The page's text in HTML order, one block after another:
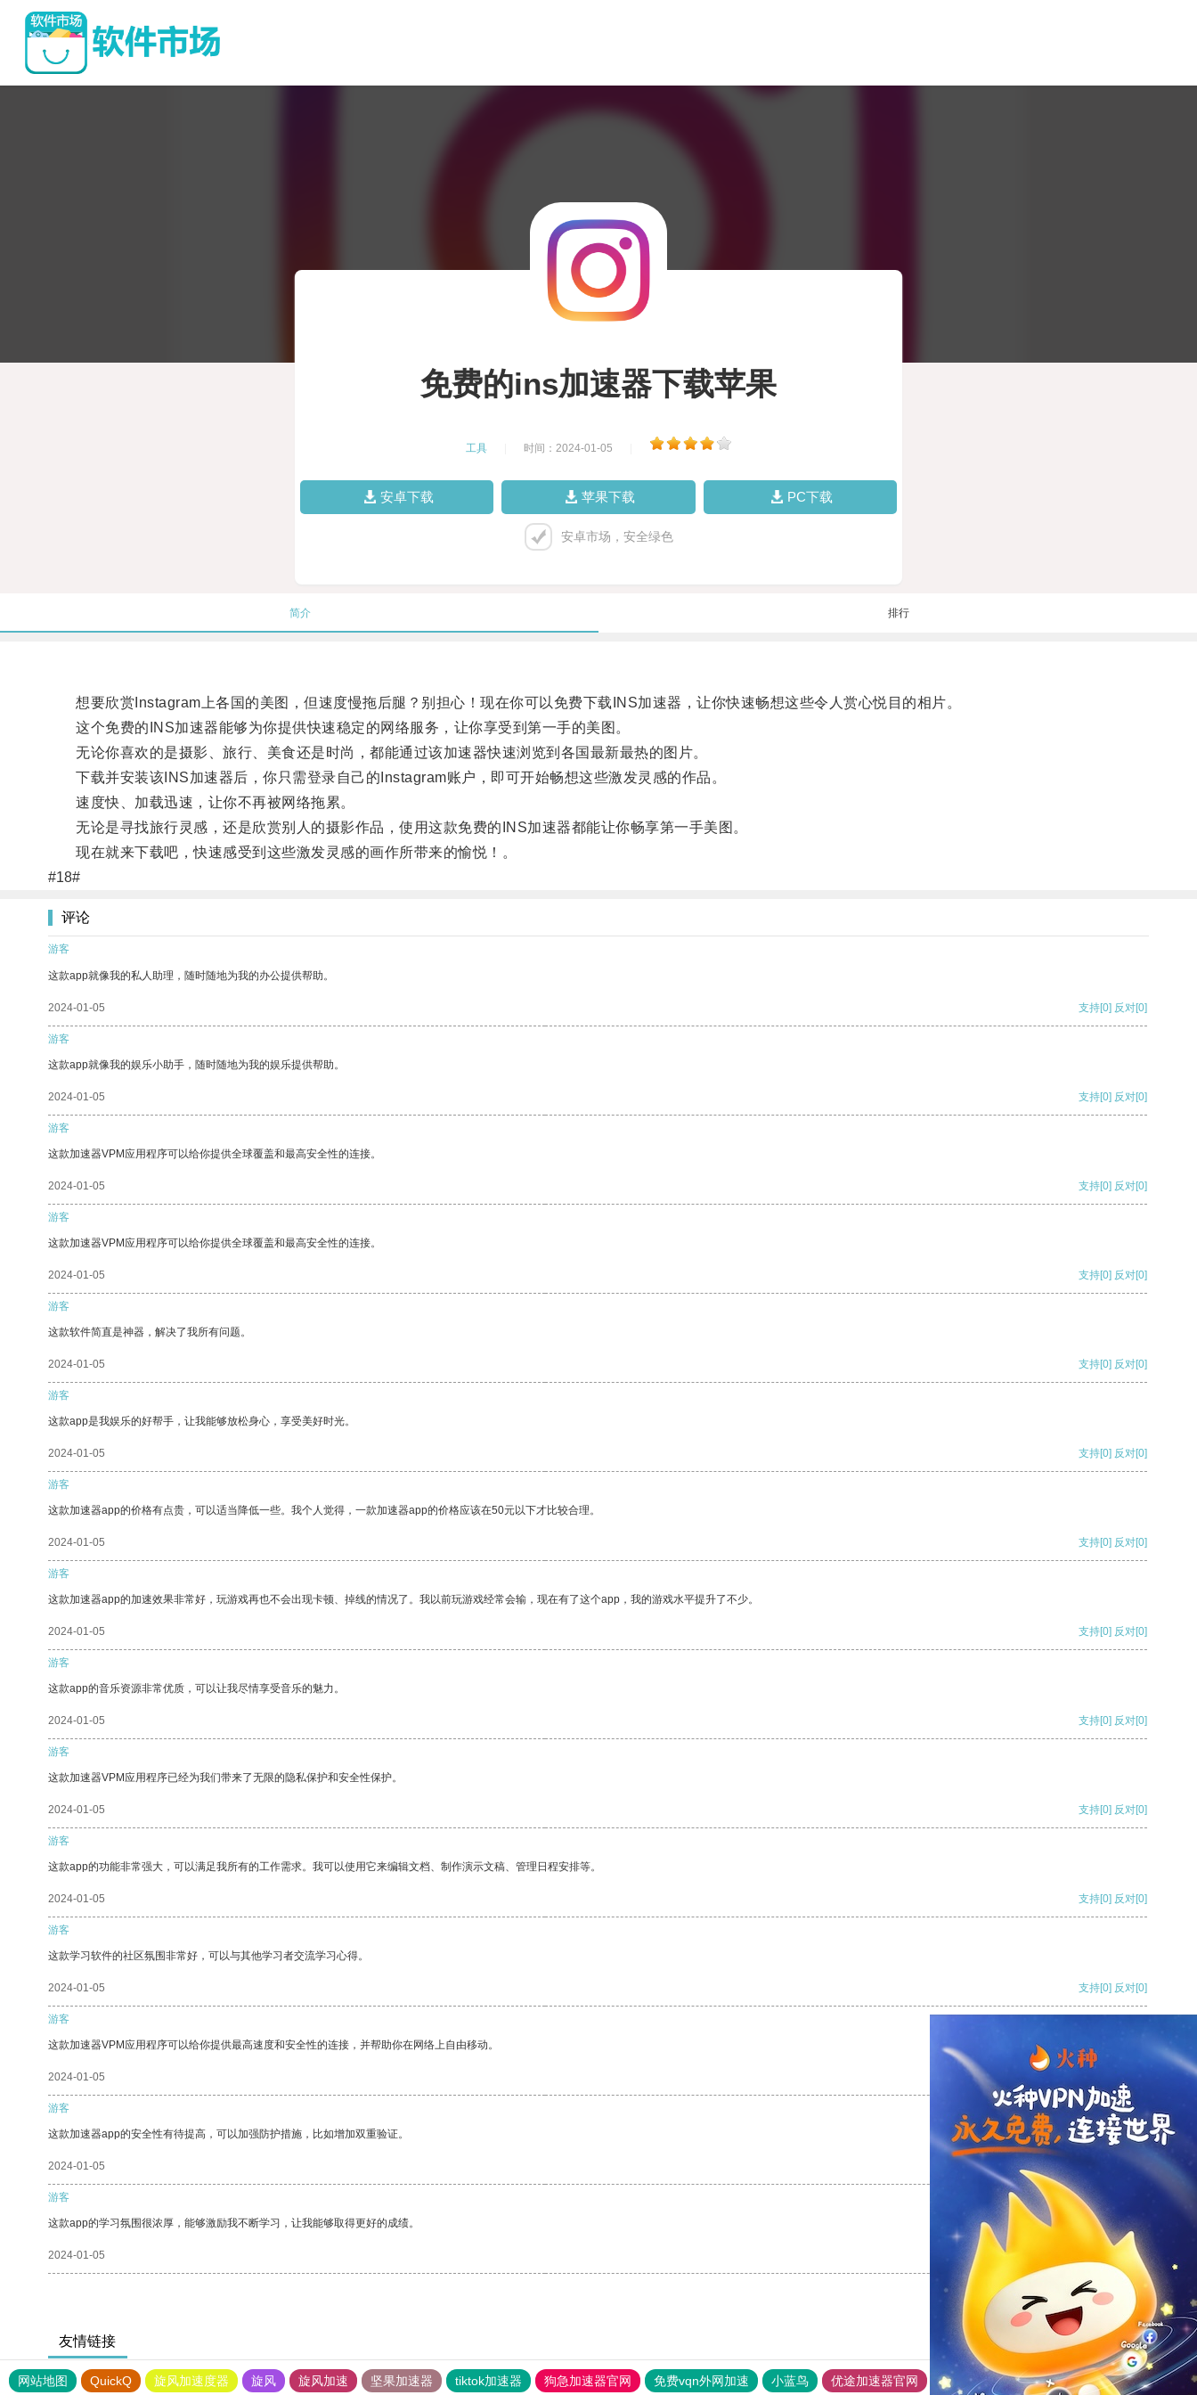
免费的ins加速器下载苹果
工具 时间：2024-01-05
安卓下载 苹果下载 PC下载
安卓市场，安全绿色
简介 排行
想要欣赏Instagram上各国的美图，但速度慢拖后腿？别担心！现在你可以免费下载INS加速器，让你快速畅想这些令人赏心悦目的相片。
这个免费的INS加速器能够为你提供快速稳定的网络服务，让你享受到第一手的美图。
无论你喜欢的是摄影、旅行、美食还是时尚，都能通过该加速器快速浏览到各国最新最热的图片。
下载并安装该INS加速器后，你只需登录自己的Instagram账户，即可开始畅想这些激发灵感的作品。
速度快、加载迅速，让你不再被网络拖累。
无论是寻找旅行灵感，还是欣赏别人的摄影作品，使用这款免费的INS加速器都能让你畅享第一手美图。
现在就来下载吧，快速感受到这些激发灵感的画作所带来的愉悦！。
#18#
评论
游客
这款app就像我的私人助理，随时随地为我的办公提供帮助。
2024-01-05 支持[0] 反对[0]
游客
这款app就像我的娱乐小助手，随时随地为我的娱乐提供帮助。
2024-01-05 支持[0] 反对[0]
游客
这款加速器VPM应用程序可以给你提供全球覆盖和最高安全性的连接。
2024-01-05 支持[0] 反对[0]
游客
这款加速器VPM应用程序可以给你提供全球覆盖和最高安全性的连接。
2024-01-05 支持[0] 反对[0]
游客
这款软件简直是神器，解决了我所有问题。
2024-01-05 支持[0] 反对[0]
游客
这款app是我娱乐的好帮手，让我能够放松身心，享受美好时光。
2024-01-05 支持[0] 反对[0]
游客
这款加速器app的价格有点贵，可以适当降低一些。我个人觉得，一款加速器app的价格应该在50元以下才比较合理。
2024-01-05 支持[0] 反对[0]
游客
这款加速器app的加速效果非常好，玩游戏再也不会出现卡顿、掉线的情况了。我以前玩游戏经常会输，现在有了这个app，我的游戏水平提升了不少。
2024-01-05 支持[0] 反对[0]
游客
这款app的音乐资源非常优质，可以让我尽情享受音乐的魅力。
2024-01-05 支持[0] 反对[0]
游客
这款加速器VPM应用程序已经为我们带来了无限的隐私保护和安全性保护。
2024-01-05 支持[0] 反对[0]
游客
这款app的功能非常强大，可以满足我所有的工作需求。我可以使用它来编辑文档、制作演示文稿、管理日程安排等。
2024-01-05 支持[0] 反对[0]
游客
这款学习软件的社区氛围非常好，可以与其他学习者交流学习心得。
2024-01-05 支持[0] 反对[0]
游客
这款加速器VPM应用程序可以给你提供最高速度和安全性的连接，并帮助你在网络上自由移动。
2024-01-05
游客
这款加速器app的安全性有待提高，可以加强防护措施，比如增加双重验证。
2024-01-05 反对
游客
这款app的学习氛围很浓厚，能够激励我不断学习，让我能够取得更好的成绩。
2024-01-05 反对[0]
友情链接
网站地图 QuickQ 旋风加速度器 旋风 旋风加速 坚果加速器 tiktok加速器 狗急加速器官网 免费vqn外网加速 小蓝鸟 优途加速器官网 风驰加速器 旋风加速器 八戒看书